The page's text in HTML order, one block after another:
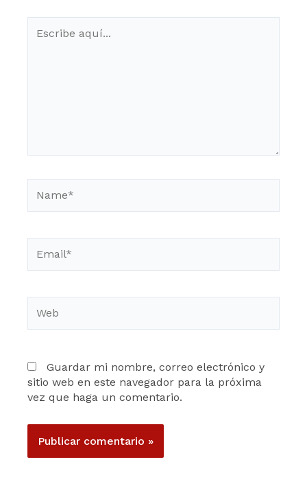
aquí...
Guardar mi nombre, correo electrónico y
sitio web en este navegador para la próxima
vez que haga un comentario.